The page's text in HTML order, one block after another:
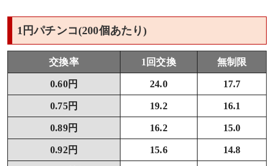
1円パチンコ(200個あたり)
交換率 1回交換 無制限
0.60円 24.0 17.7
0.75円 19.2 16.1
0.89円 16.2 15.0
0.92円 15.6 14.8